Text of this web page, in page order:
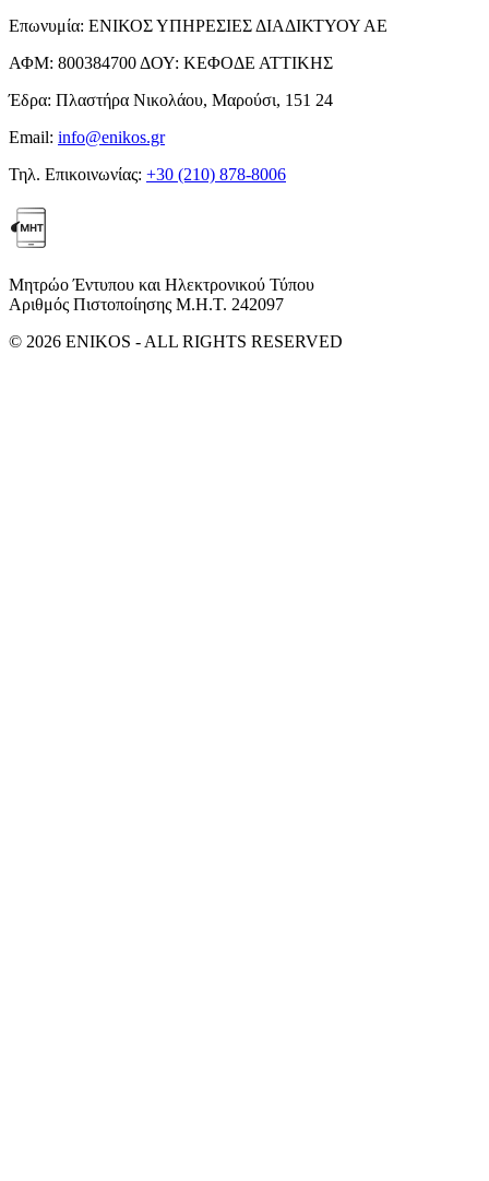
Επωνυμία: ΕΝΙΚΟΣ ΥΠΗΡΕΣΙΕΣ ΔΙΑΔΙΚΤΥΟΥ ΑΕ
ΑΦΜ: 800384700 ΔΟΥ: ΚΕΦΟΔΕ ΑΤΤΙΚΗΣ
Έδρα: Πλαστήρα Νικολάου, Μαρούσι, 151 24
Email: info@enikos.gr
Τηλ. Επικοινωνίας: +30 (210) 878-8006
Μητρώο Έντυπου και Ηλεκτρονικού Τύπου
Αριθμός Πιστοποίησης Μ.Η.Τ. 242097
© 2026 ENIKOS - ALL RIGHTS RESERVED